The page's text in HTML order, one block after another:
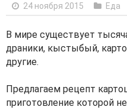
24 ноября 2015 Еда
В мире существует
драники, кыстыбый,
другие.
Предлагаем рецепт
приготовление которой